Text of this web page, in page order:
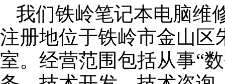
我们铁岭笔记本电脑维
注册地位于铁岭市金山区
室。经营范围包括从事“